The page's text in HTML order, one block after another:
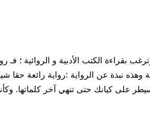
الكتب الأدبية و الروائية ؛ فـ
نبذة عن الرواية :رواية رائعة حقا
كيانك حتى تنهي آخر كلماتها.